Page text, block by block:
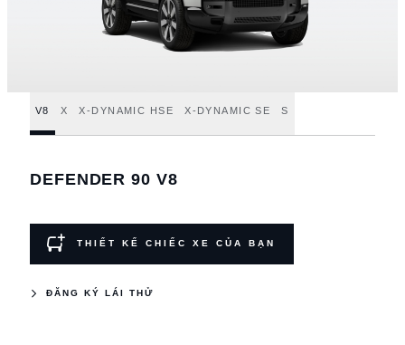
V8 X X-DYNAMIC HSE X-DYNAMIC SE S
DEFENDER 90 V8
THIẾT KẾ CHIẾC XE CỦA BẠN
ĐĂNG KÝ LÁI THỬ